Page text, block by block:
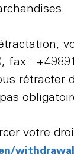
fax :
votre